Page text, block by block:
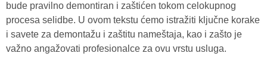
bude pravilno demontiran i zaštićen tokom celokupnog
procesa selidbe. U ovom tekstu ćemo istražiti ključne korake
i savete za demontažu i zaštitu nameštaja, kao i zašto je
važno angažovati profesionalce za ovu vrstu usluga.